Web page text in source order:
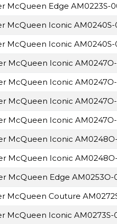
McQueen Edge AM0223S-
McQueen Iconic AM0240S-
McQueen Iconic
McQueen Iconic AM0247O-
McQueen Iconic
McQueen Iconic
McQueen Iconic
McQueen Iconic
McQueen Iconic
McQueen Edge AM0253O-
McQueen Couture
McQueen Iconic AM0273S-